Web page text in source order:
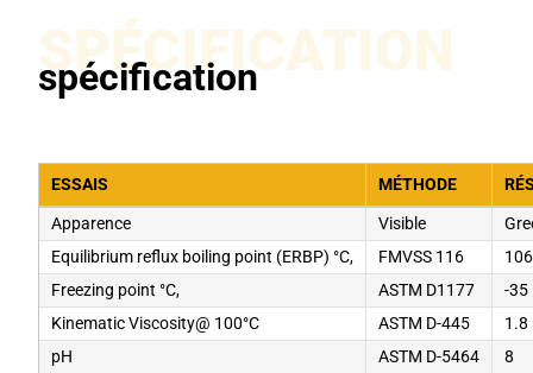
SPÉCIFICATION
spécification
ESSAIS MÉTHODE
Apparence Visible
Equilibrium reflux boiling point (ERBP) °C,
FMVSS 116
106
Freezing point °C,
ASTM D1177
-35
Kinematic Viscosity@ 100°C
ASTM D-445
1.8
pH
ASTM D-5464 8